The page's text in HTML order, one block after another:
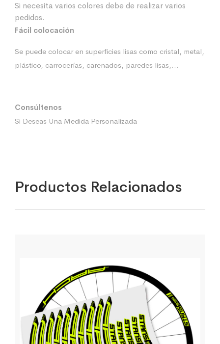
Si necesita varios colores debe de realizar varios
pedidos.
Fácil colocación
Se puede colocar en superficies lisas como cristal, metal,
plástico, carrocerías, carenados, paredes lisas,…
Consúltenos
Si Deseas Una Medida Personalizada
Productos Relacionados